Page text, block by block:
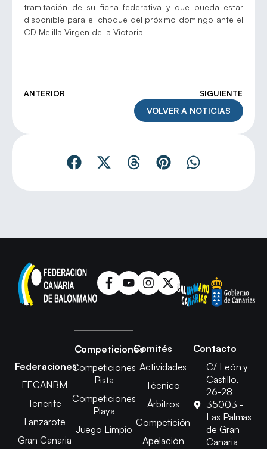
tramitación de su ficha federativa y que pueda estar
disponible para el choque del próximo domingo ante el
CD Melilla Virgen de la Victoria
ANTERIOR SIGUIENTE
VOLVER A NOTICIAS
Federaciones
FECANBM
Tenerife
Lanzarote
Gran Canaria
Competiciones
Competiciones
Pista
Competiciones
Playa
Juego Limpio
Comités
Actividades
Técnico
Árbitros
Competición
Apelación
Contacto
C/ León y
Castillo,
26-28
35003 -
Las Palmas
de Gran
Canaria